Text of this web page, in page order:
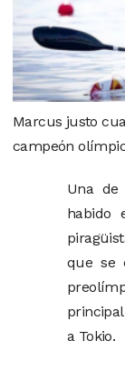
Marcus justo
campeón
Una de
habido
que se
a Tokio.